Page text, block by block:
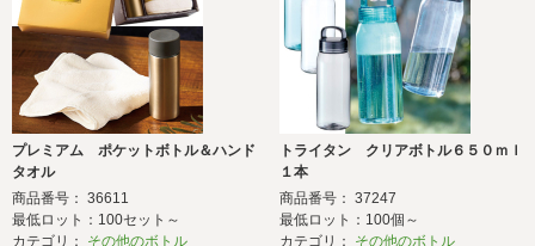
プレミアム ポケットボトル＆ハンド
タオル
商品番号： 36611
最低ロット：100セット～
カテゴリ： その他のボトル
トライタン クリアボトル６５０ｍｌ
１本
商品番号： 37247
最低ロット：100個～
カテゴリ： その他のボトル